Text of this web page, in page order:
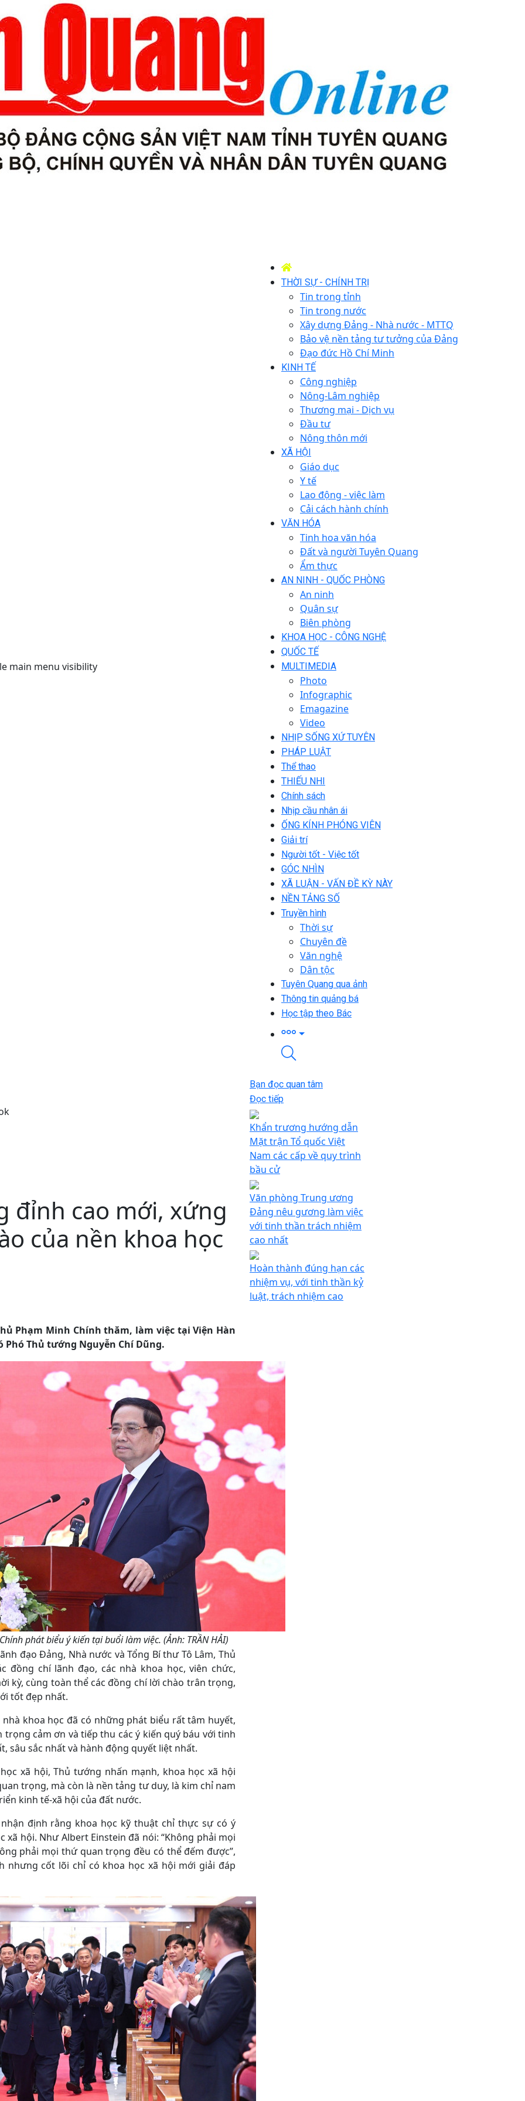
main menu visibility
THỜI SỰ - CHÍNH TRỊ
Tin trong tỉnh
Tin trong nước
Xây dựng Đảng - Nhà nước - MTTQ
Bảo vệ nền tảng tư tưởng của Đảng
Đạo đức Hồ Chí Minh
KINH TẾ
Công nghiệp
Nông-Lâm nghiệp
Thương mại - Dịch vụ
Đầu tư
Nông thôn mới
XÃ HỘI
Giáo dục
Y tế
Lao động - việc làm
Cải cách hành chính
VĂN HÓA
Tinh hoa văn hóa
Đất và người Tuyên Quang
Ẩm thực
AN NINH - QUỐC PHÒNG
An ninh
Quân sự
Biên phòng
KHOA HỌC - CÔNG NGHỆ
QUỐC TẾ
MULTIMEDIA
Photo
Infographic
Emagazine
Video
NHỊP SỐNG XỨ TUYÊN
PHÁP LUẬT
Thể thao
THIẾU NHI
Chính sách
Nhịp cầu nhân ái
ỐNG KÍNH PHÓNG VIÊN
Giải trí
Người tốt - Việc tốt
GÓC NHÌN
XÃ LUẬN - VẤN ĐỀ KỲ NÀY
NỀN TẢNG SỐ
Truyền hình
Thời sự
Chuyên đề
Văn nghệ
Dân tộc
Tuyên Quang qua ảnh
Thông tin quảng bá
Học tập theo Bác
đỉnh cao mới, xứng
của nền khoa học
Phạm Minh Chính thăm, làm việc tại Viện Hàn
Phó Thủ tướng Nguyễn Chí Dũng.
phát biểu ý kiến tại buổi làm việc. (Ảnh: TRẦN HẢI)
đạo Đảng, Nhà nước và Tổng Bí thư Tô Lâm, Thủ
đồng chí lãnh đạo, các nhà khoa học, viên chức,
kỳ, cùng toàn thể các đồng chí lời chào trân trọng,
tốt đẹp nhất.
khoa học đã có những phát biểu rất tâm huyết,
cảm ơn và tiếp thu các ý kiến quý báu với tinh
sâu sắc nhất và hành động quyết liệt nhất.
xã hội, Thủ tướng nhấn mạnh, khoa học xã hội
trọng, mà còn là nền tảng tư duy, là kim chỉ nam
kinh tế-xã hội của đất nước.
định rằng khoa học kỹ thuật chỉ thực sự có ý
hội. Như Albert Einstein đã nói: “Không phải mọi
phải mọi thứ quan trọng đều có thể đếm được”,
nhưng cốt lõi chỉ có khoa học xã hội mới giải đáp
Bạn đọc quan tâm
Đọc tiếp
Khẩn trương hướng dẫn
Mặt trận Tổ quốc Việt
Nam các cấp về quy trình
bầu cử
Văn phòng Trung ương
Đảng nêu gương làm việc
với tinh thần trách nhiệm
cao nhất
Hoàn thành đúng hạn các
nhiệm vụ, với tinh thần kỷ
luật, trách nhiệm cao